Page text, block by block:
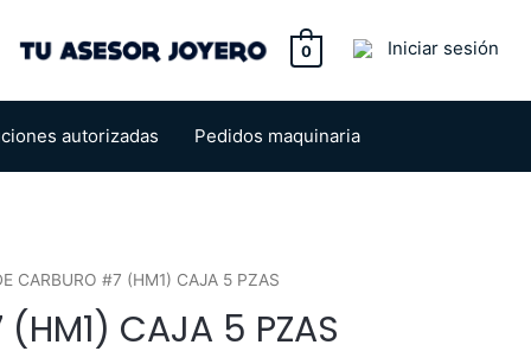
Iniciar sesión
autorizadas Pedidos maquinaria
0
CARBURO #7 (HM1) CAJA 5 PZAS
(HM1) CAJA 5 PZAS